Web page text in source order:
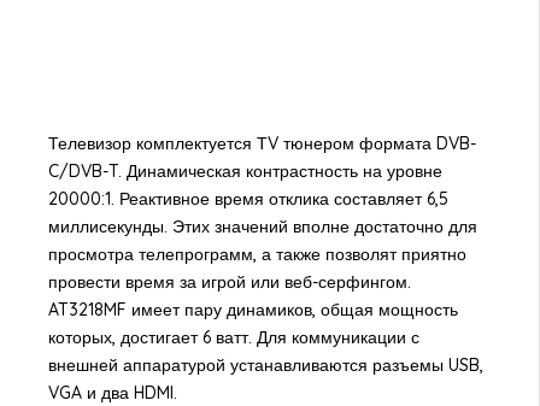
Телевизор комплектуется ТV тюнером формата DVB-
C/DVB-T. Динамическая контрастность на уровне
20000:1. Реактивное время отклика составляет 6,5
миллисекунды. Этих значений вполне достаточно для
просмотра телепрограмм, а также позволят приятно
провести время за игрой или веб-серфингом.
AT3218MF имеет пару динамиков, общая мощность
которых, достигает 6 ватт. Для коммуникации с
внешней аппаратурой устанавливаются разъемы USB,
VGA и два HDMI.